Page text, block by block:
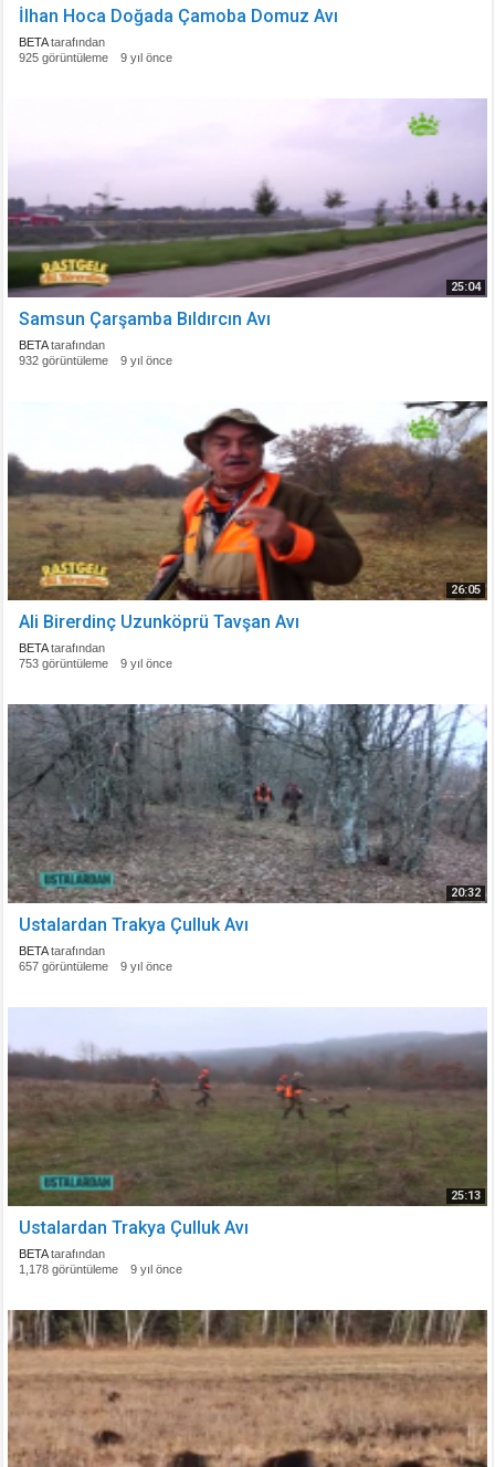
İlhan Hoca Doğada Çamoba Domuz Avı
BETAtarafından
925 görüntüleme
9 yıl önce
25:04
Samsun Çarşamba Bıldırcın Avı
BETAtarafından
932 görüntüleme
9 yıl önce
26:05
Ali Birerdinç Uzunköprü Tavşan Avı
BETAtarafından
753 görüntüleme
9 yıl önce
20:32
Ustalardan Trakya Çulluk Avı
BETAtarafından
657 görüntüleme
9 yıl önce
25:13
Ustalardan Trakya Çulluk Avı
BETAtarafından
1,178 görüntüleme
9 yıl önce